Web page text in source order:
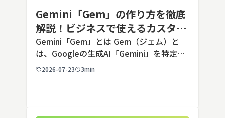
Gemini「Gem」の作り方を徹底
解説！ビジネスで使えるカスタム
AIの設定手順と活用例
Gemini「Gem」とは Gem（ジェム）と
は、Googleの生成AI「Gemini」を特定の
用途に合わせてカスタマイズできる機能で
2026-07-23 3min